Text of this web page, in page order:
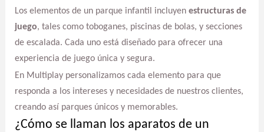
Los elementos de un parque infantil incluyen estructuras de
juego, tales como toboganes, piscinas de bolas, y secciones
de escalada. Cada uno está diseñado para ofrecer una
experiencia de juego única y segura.
En Multiplay personalizamos cada elemento para que
responda a los intereses y necesidades de nuestros clientes,
creando así parques únicos y memorables.
¿Cómo se llaman los aparatos de un